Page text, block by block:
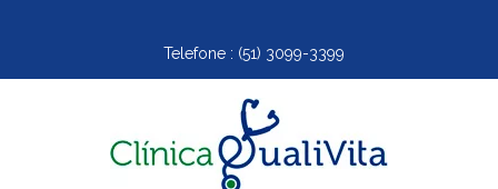
Telefone : (51) 3099-3399